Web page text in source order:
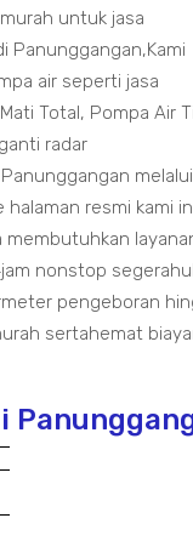
untuk jasa
Panunggangan,Kami
air seperti jasa
Total, Pompa Air
radar
melalui
resmi kami
membutuhkan
nonstop
pengeboran
sertahemat